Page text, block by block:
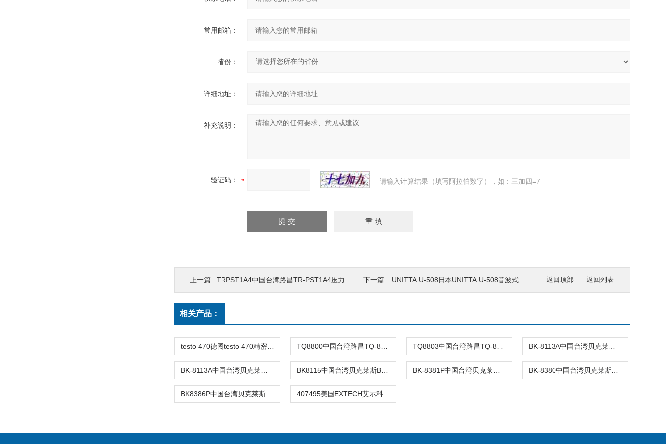
常用邮箱：
省份：
详细地址：
补充说明：
验证码： 请输入计算结果（填写阿拉伯数字），如：三加四=7
返回列表
返回顶部
上一篇 : TRPST1A4中国台湾路昌TR-PST1A4压力变送器TRP2 下一篇 : UNITTA.U-508日本UNITTA.U-508音波式皮带张力
相关产品：